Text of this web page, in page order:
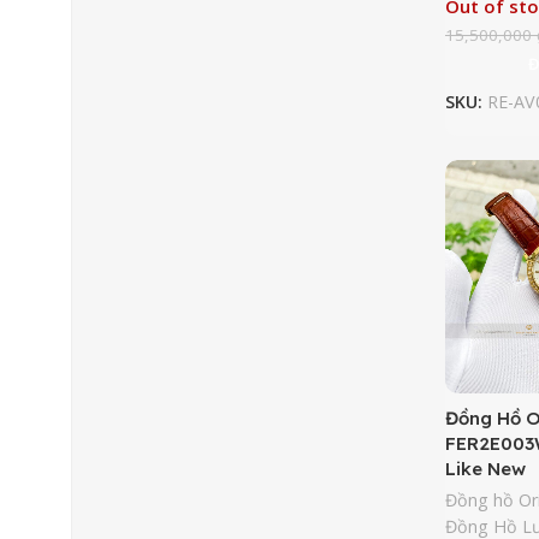
Out of
15,500,000
SKU: RE-
Đồng Hồ
Like New
Đồng hồ
Đồng Hồ